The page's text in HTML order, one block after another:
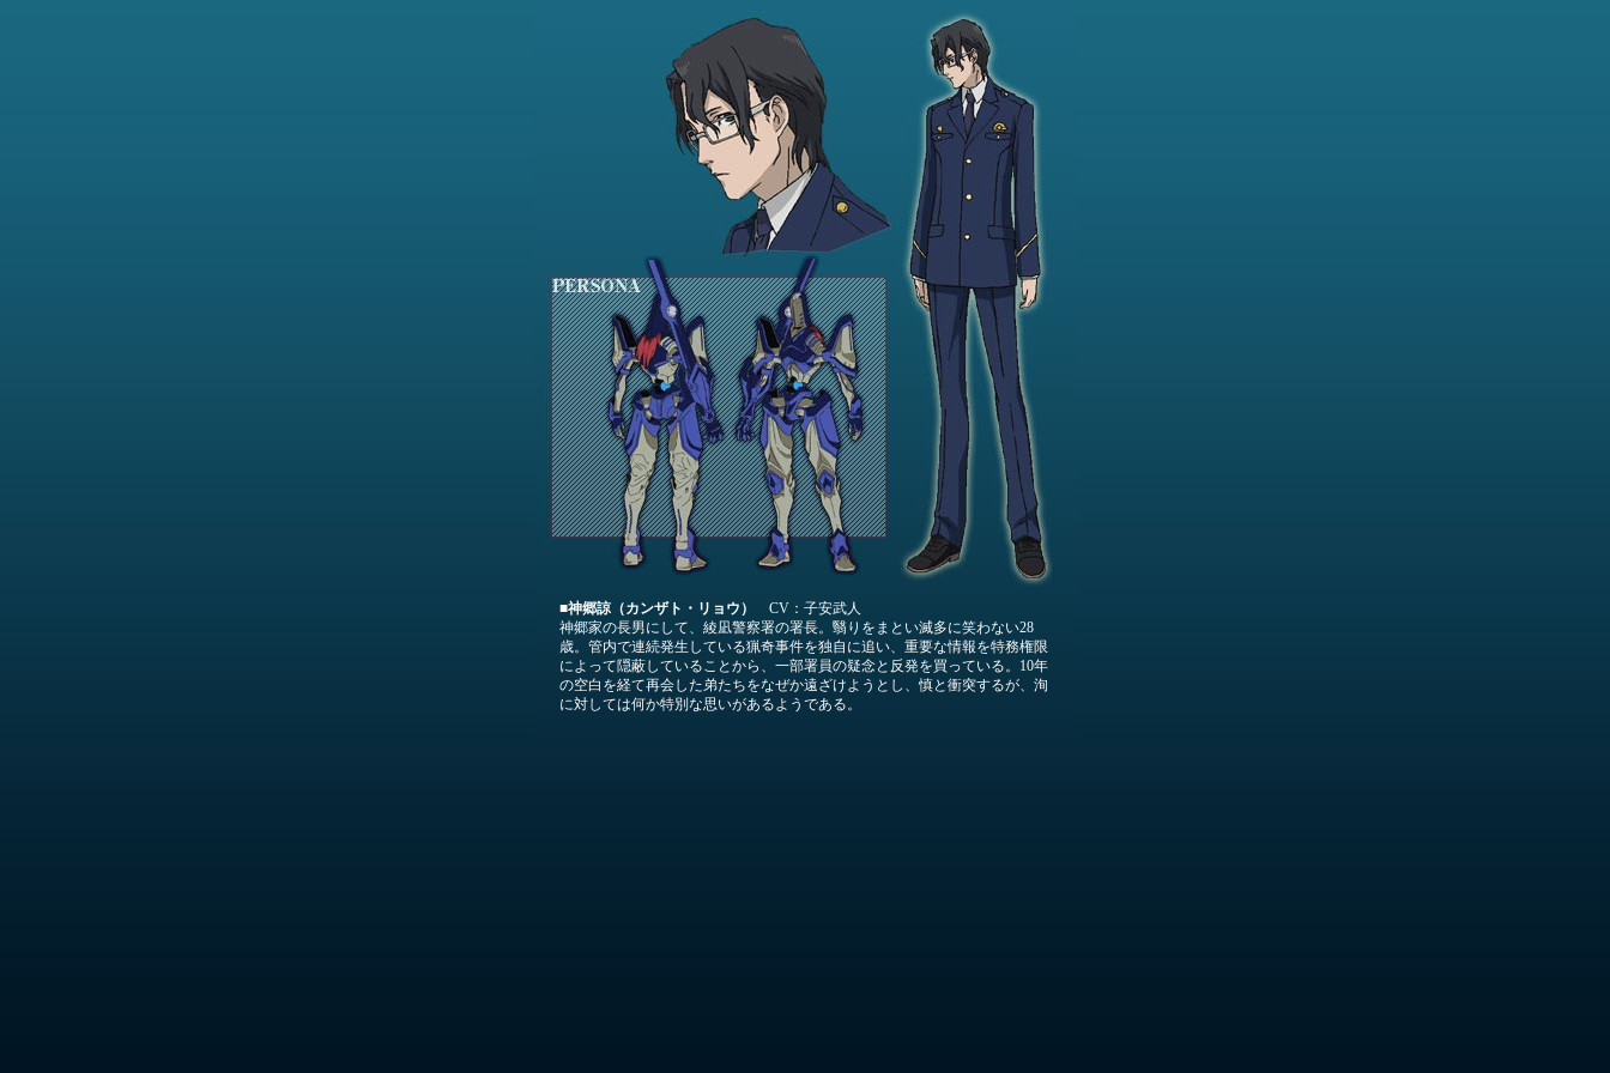
■神郷諒（カンザト・リョウ）
CV：子安武人
神郷家の長男にして、綾凪警察署の署長。翳りをまとい滅多に笑わない28
歳。管内で連続発生している猟奇事件を独自に追い、重要な情報を特務権限
によって隠蔽していることから、一部署員の疑念と反発を買っている。10年
の空白を経て再会した弟たちをなぜか遠ざけようとし、慎と衝突するが、洵
に対しては何か特別な思いがあるようである。